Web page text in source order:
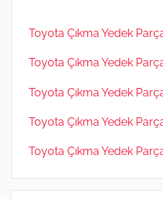
Toyota Çıkma Yedek
Toyota Çıkma Yedek
Toyota Çıkma Yedek
Toyota Çıkma Yedek
Toyota Çıkma Yedek